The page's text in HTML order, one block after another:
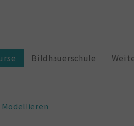
Bildhauerschule
Modellieren